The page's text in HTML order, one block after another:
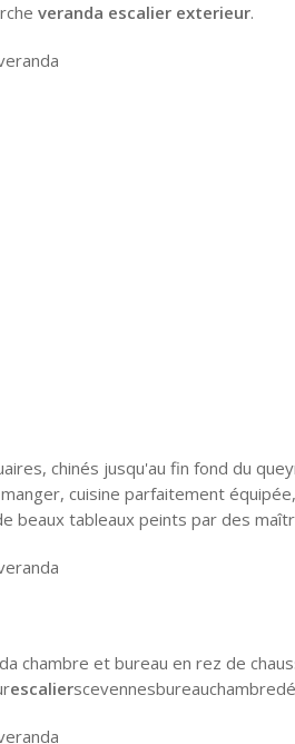
veranda escalier exterieur.
chinés jusqu'au fin fond du
cuisine parfaitement
beaux tableaux peints par des
chambre et bureau en rez de
escalier